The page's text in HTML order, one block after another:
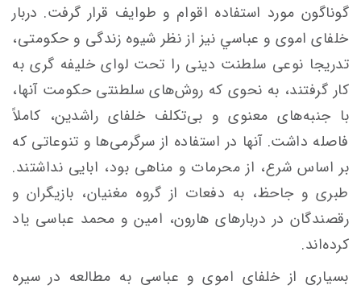
گوناگون مورد استفاده اقوام و طوايف قرار گرفت. دربار
خلفای اموی و عباسي نیز از نظر شيوه‌ زندگی و حكومتی،
تدریجا نوعی سلطنت دينی را تحت لوای خليفه گری به
كار گرفتند، به نحوی که روش‌های سلطنتی حكومت آنها،
با جنبه‌های معنوی و بی‌تكلف خلفای راشدين، كاملاً
فاصله داشت. آنها در استفاده از سرگرمی‌ها و تنوعاتی كه
بر اساس شرع، از محرمات و مناهی بود، ابايی نداشتند.
طبری و جاحظ، به دفعات از گروه مغنيان، بازيگران و
رقصندگان در دربارهای هارون، امين و محمد عباسی ياد
كرده‌اند.
بسياری از خلفای اموی و عباسی به مطالعه در سيره‌